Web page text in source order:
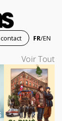
contact FR/EN
Voir Tout